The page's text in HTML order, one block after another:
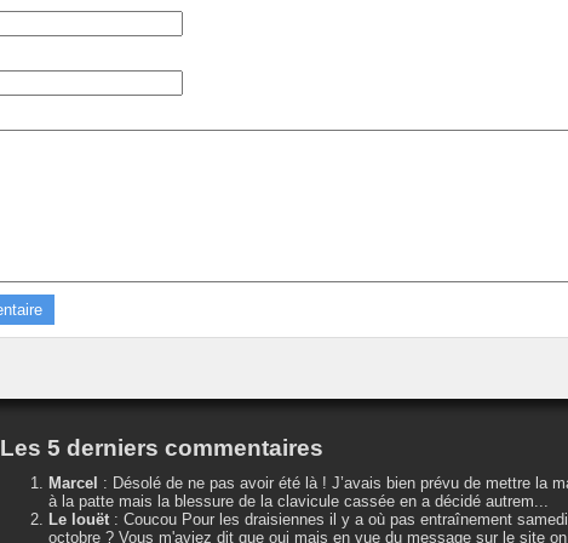
Les 5 derniers commentaires
Marcel : Désolé de ne pas avoir été là ! J’avais bien prévu de mettre la
à la patte mais la blessure de la clavicule cassée en a décidé autrem...
Le louët: Coucou Pour les draisiennes il y a où pas entraînement
octobre ? Vous m'aviez dit que oui mais en vue du message sur le site on